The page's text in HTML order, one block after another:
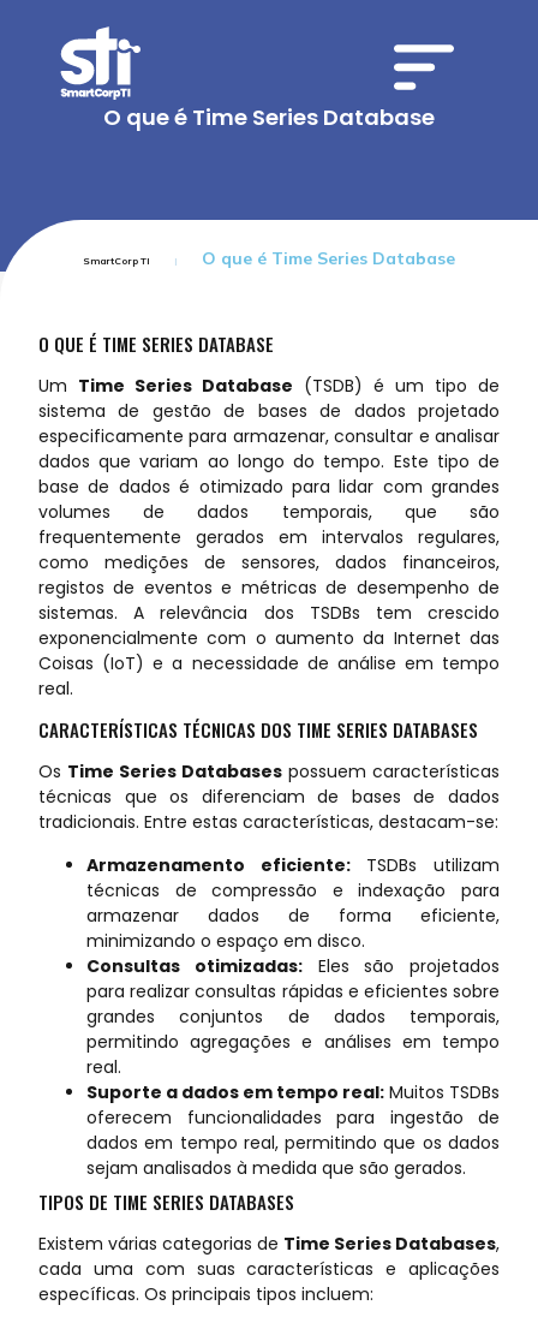
O que é Time Series Database
SmartCorp TI O que é Time Series Database
O QUE É TIME SERIES DATABASE
Um Time Series Database (TSDB) é um tipo de
sistema de gestão de bases de dados projetado
especificamente para armazenar, consultar e analisar
dados que variam ao longo do tempo. Este tipo de
base de dados é otimizado para lidar com grandes
volumes de dados temporais, que são
frequentemente gerados em intervalos regulares,
como medições de sensores, dados financeiros,
registos de eventos e métricas de desempenho de
sistemas. A relevância dos TSDBs tem crescido
exponencialmente com o aumento da Internet das
Coisas (IoT) e a necessidade de análise em tempo
real.
CARACTERÍSTICAS TÉCNICAS DOS TIME SERIES DATABASES
Os Time Series Databases possuem características
técnicas que os diferenciam de bases de dados
tradicionais. Entre estas características, destacam-se:
Armazenamento eficiente:TSDBs utilizam
técnicas de compressão e indexação para
armazenar dados de forma eficiente,
minimizando o espaço em disco.
Consultas otimizadas:Eles são projetados
para realizar consultas rápidas e eficientes sobre
grandes conjuntos de dados temporais,
permitindo agregações e análises em tempo
real.
Suporte a dados em tempo real: Muitos TSDBs
oferecem funcionalidades para ingestão de
dados em tempo real, permitindo que os dados
sejam analisados à medida que são gerados.
TIPOS DE TIME SERIES DATABASES
Existem várias categorias de Time Series Databases,
cada uma com suas características e aplicações
específicas. Os principais tipos incluem: